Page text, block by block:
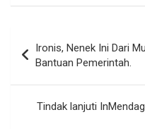
ce
b
o
o
k
at
A
p
p
navigation
Ironis, Nenek Ini Dari
Bantuan Pemerintah.
Tindak lanjuti